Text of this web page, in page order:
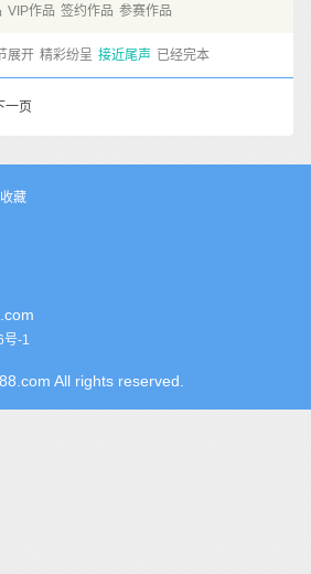
VIP作品 签约作品 参赛作品
展开 精彩纷呈 接近尾声 已经完本
下一页
藏
号-1
All rights reserved.